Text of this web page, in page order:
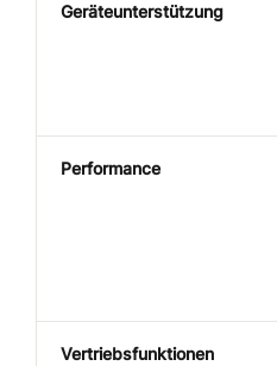
Geräteunterstützung
Performance
Vertriebsfunktionen